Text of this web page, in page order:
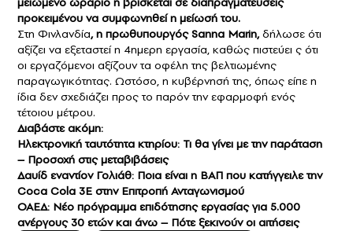
προκειμένου να συμφωνηθεί η μείωσή του.
Στη Φινλανδία, η πρωθυπουργός Sanna Marin,δήλωσε ότι
αξίζει να εξεταστεί η 4ημερη εργασία, καθώς πιστεύει ς ότι
οι εργαζόμενοι αξίζουν τα οφέλη της βελτιωμένης
παραγωγικότητας. Ωστόσο, η κυβέρνησή της, όπως είπε η
ίδια δεν σχεδιάζει προς το παρόν την εφαρμοφή ενός
τέτοιου μέτρου.
Διαβάστε ακόμη:
Ηλεκτρονική ταυτότητα κτηρίου: Τι θα γίνει με την παράταση
– Προσοχή στις μεταβιβάσεις
Δαυίδ εναντίον Γολιάθ: Ποια είναι η ΒΑΠ που κατήγγειλε την
Coca Cola 3Ε στην Επιτροπή Ανταγωνισμού
ΟΑΕΔ: Νέο πρόγραμμα επιδότησης εργασίας για 5.000
ανέργους 30 ετών και άνω – Πότε ξεκινούν οι αιτήσεις